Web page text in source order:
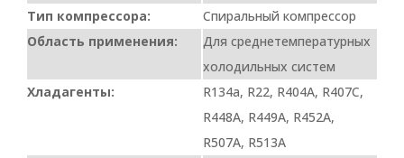
Тип компрессора:
Спиральный компрессор
Область применения:
Для среднетемпературных
холодильных систем
Хладагенты:
R134a, R22, R404A, R407C,
R448A, R449A, R452A,
R507A, R513A